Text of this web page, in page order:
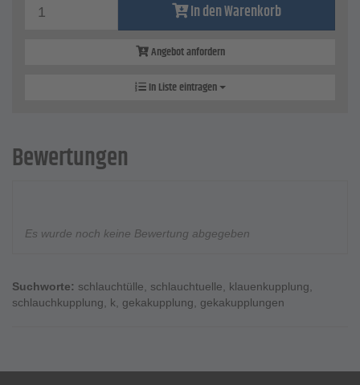
In den Warenkorb
Angebot anfordern
In Liste eintragen
Bewertungen
Es wurde noch keine Bewertung abgegeben
Suchworte: schlauchtülle, schlauchtuelle, klauenkupplung,
schlauchkupplung, k, gekakupplung, gekakupplungen